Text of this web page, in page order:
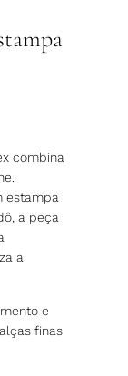
combina
estampa
a peça
a
e
finas